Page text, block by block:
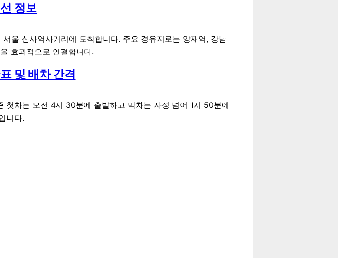
정보
울 신사역사거리에 도착합니다. 주요 경유지로는 양재역, 강남
효과적으로 연결합니다.
및 배차 간격
첫차는 오전 4시 30분에 출발하고 막차는 자정 넘어 1시 50분에
니다.